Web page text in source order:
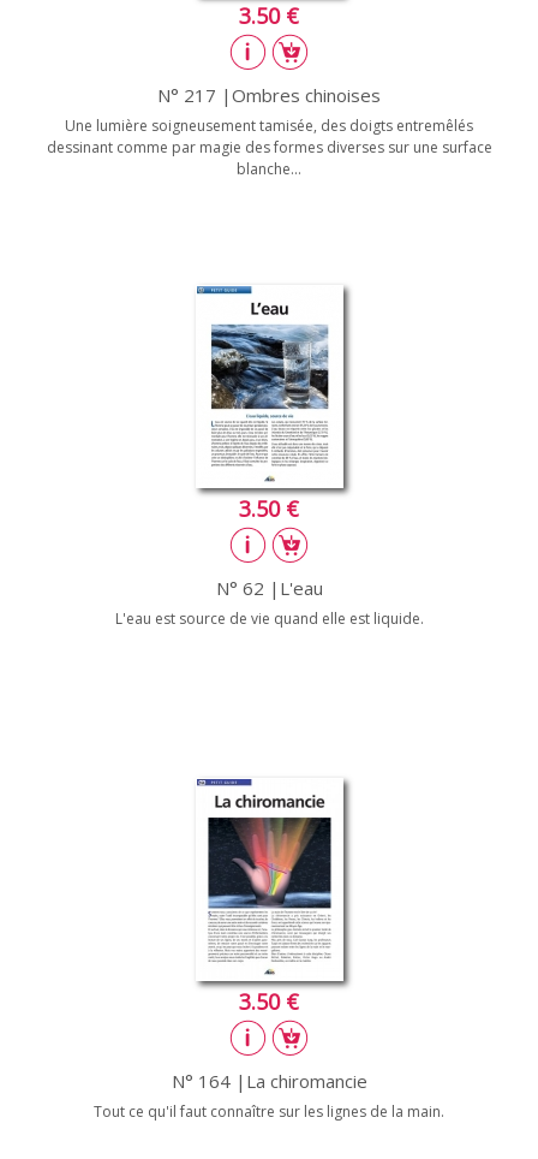
3.50 €
N° 217 |Ombres chinoises
Une lumière soigneusement tamisée, des doigts entremêlés
dessinant comme par magie des formes diverses sur une surface
blanche...
3.50 €
N° 62 |L'eau
L'eau est source de vie quand elle est liquide.
3.50 €
N° 164 |La chiromancie
Tout ce qu'il faut connaître sur les lignes de la main.